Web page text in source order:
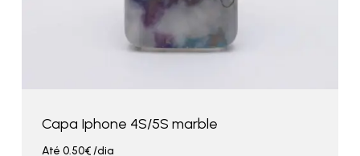
Capa Iphone 4S/5S marble
Até 0.50€/dia